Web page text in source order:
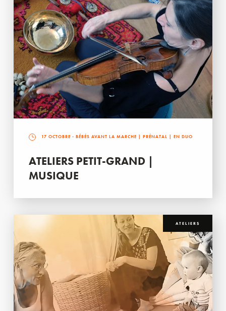
17 OCTOBRE - BÉBÉS AVANT LA MARCHE | PRÉNATAL | EN DUO
ATELIERS PETIT-GRAND |
MUSIQUE
ATELIERS